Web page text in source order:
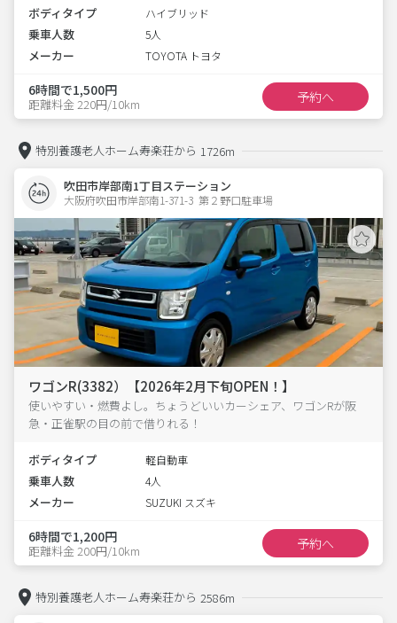
ボディタイプ ハイブリッド
乗車人数 5人
メーカー TOYOTA トヨタ
6時間で1,500円
距離料金 220円/10km 予約へ
特別養護老人ホーム寿楽荘から 1726m
吹田市岸部南1丁目ステーション
大阪府吹田市岸部南1-371-3  第２野口駐車場
ワゴンR(3382）【2026年2月下旬OPEN！】
使いやすい・燃費よし。ちょうどいいカーシェア、ワゴンRが阪
急・正雀駅の目の前で借りれる！
ボディタイプ 軽自動車
乗車人数 4人
メーカー SUZUKI スズキ
6時間で1,200円
距離料金 200円/10km 予約へ
特別養護老人ホーム寿楽荘から 2586m